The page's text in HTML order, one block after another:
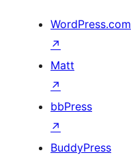
WordPress.com
↗
Matt
↗
bbPress
↗
BuddyPress